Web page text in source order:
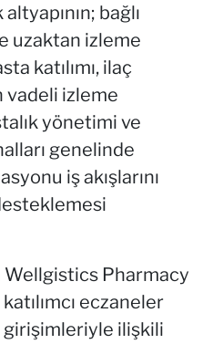
bağlı
uzaktan izleme
katılımı, ilaç
vadeli izleme
yönetimi ve
genelinde
iş akışlarını
Wellgistics Pharmacy
eczaneler
girişimleriyle ilişkili